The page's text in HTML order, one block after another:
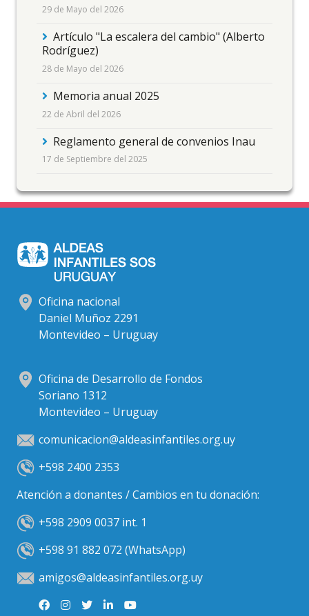
29 de Mayo del 2026
Artículo "La escalera del cambio" (Alberto
Rodríguez)
28 de Mayo del 2026
Memoria anual 2025
22 de Abril del 2026
Reglamento general de convenios Inau
17 de Septiembre del 2025
Oficina nacional
Daniel Muñoz 2291
Montevideo – Uruguay
Oficina de Desarrollo de Fondos
Soriano 1312
Montevideo – Uruguay
comunicacion@aldeasinfantiles.org.uy
+598 2400 2353
Atención a donantes / Cambios en tu donación:
+598 2909 0037 int. 1
+598 91 882 072 (WhatsApp)
amigos@aldeasinfantiles.org.uy